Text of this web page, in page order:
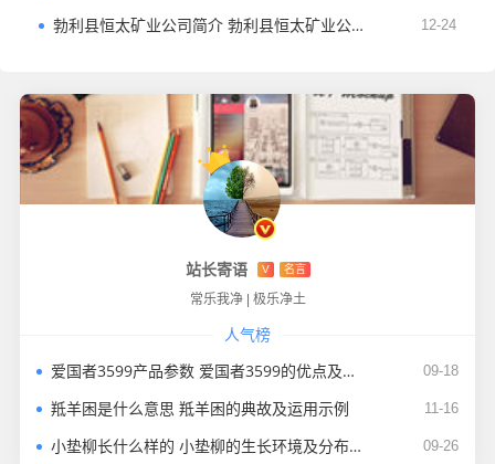
勃利县恒太矿业公司简介 勃利县恒太矿业公司的规模 12-24
站长寄语 V 名言
常乐我净 极乐净土
人气榜
爱国者3599产品参数 爱国者3599的优点及简介 09-18
羝羊困是什么意思 羝羊困的典故及运用示例 11-16
小垫柳长什么样的 小垫柳的生长环境及分布范围 09-26